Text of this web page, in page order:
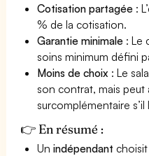
Cotisation partagée :
% de la cotisation.
Garantie minimale : Le
soins minimum défini
Moins de choix : Le
son contrat, mais peut
surcomplémentaire
👉 En résumé :
Unindépendant